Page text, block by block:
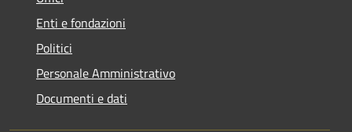
Enti e fondazioni
Politici
Personale Amministrativo
Documenti e dati